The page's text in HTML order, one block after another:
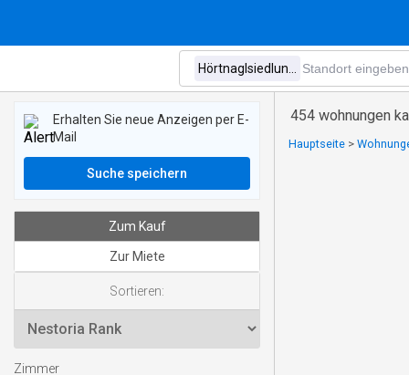
454 wohnungen
Hauptseite >
Erhalten Sie neue Anzeigen per E-
Mail
Suche speichern
Zum Kauf
Zur Miete
Sortieren:
Zimmer